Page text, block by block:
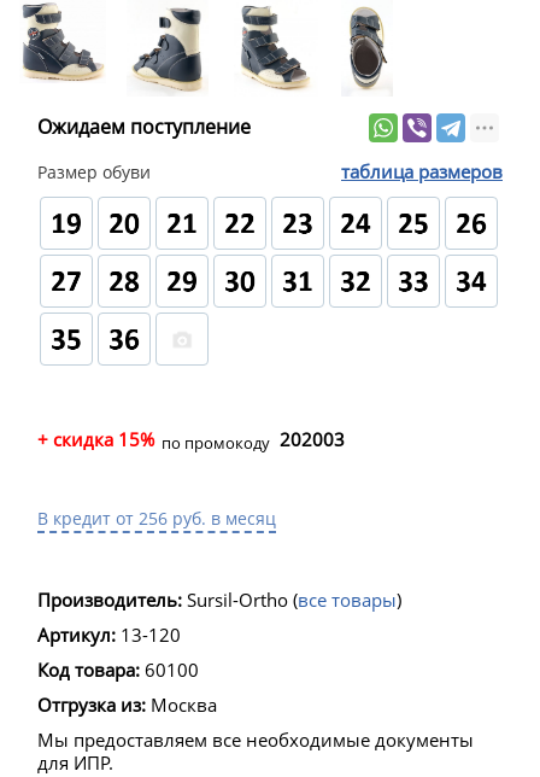
Ожидаем поступление
Размер обуви таблица размеров
+ скидка 15% по промокоду 202003
В кредит от 256 руб. в месяц
Производитель: Sursil-Ortho (все товары)
Артикул: 13-120
Код товара: 60100
Отгрузка из: Москва
Мы предоставляем все необходимые документы
для ИПР.